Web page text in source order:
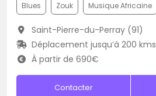
Blues Zouk Musique Africaine
Saint-Pierre-du-Perray (91)
Déplacement jusqu’à 200 kms
À partir de 690€
Contacter